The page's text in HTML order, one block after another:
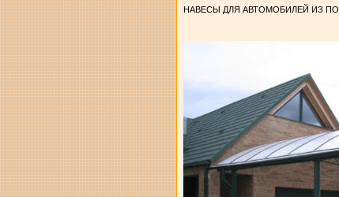
НАВЕСЫ ДЛЯ АВТОМОБИЛЕЙ ИЗ